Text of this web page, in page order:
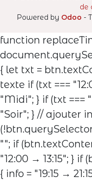
de
Powered by Odoo -
function
{ let txt =
texte if (txt ===
"Midi"; } if (txt ===
"Soir"; } // ajouter
""; if
"12:00 → 13:15"; } if
{ info = "19:15 →